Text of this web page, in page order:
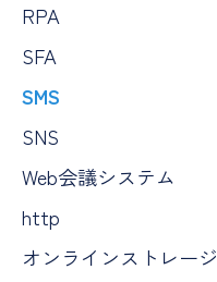
RPA
SFA
SMS
SNS
Web会議システム
http
オンラインストレージ